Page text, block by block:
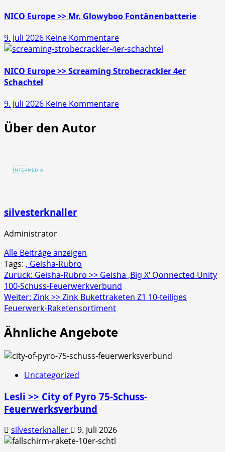
>>
10er
Schachtel
NICO Europe >> Mr. Glowyboo Fontänenbatterie
9. Juli 2026 Keine Kommentarezu
NICO
>>
Fontänenbatterie
NICO Europe >> Screaming Strobecrackler 4er
Schachtel
9. Juli 2026 Keine Kommentarezu
Über den Autor
silvesterknaller
Administrator
Alle Beiträge anzeigen
Tags: , Geisha-Rubro
Beitragsnavigation
Zurück: Geisha-Rubro >> Geisha ‚Big X‘ Qonnected Unity
100-Schuss-Feuerwerkverbund
Weiter: Zink >> Zink Bukettraketen Z1 10-teiliges
Feuerwerk-Raketensortiment
Ähnliche Angebote
Uncategorized
Lesli >> City of Pyro 75-Schuss-
Feuerwerksverbund
silvesterknaller 9. Juli 2026